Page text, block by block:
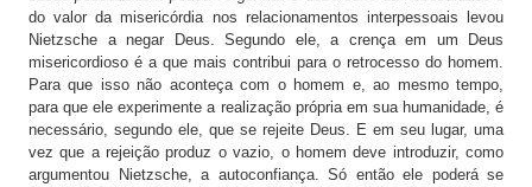
do valor da misericórdia nos relacionamentos interpessoais levou
Nietzsche a negar Deus. Segundo ele, a crença em um Deus
misericordioso é a que mais contribui para o retrocesso do homem.
Para que isso não aconteça com o homem e, ao mesmo tempo,
para que ele experimente a realização própria em sua humanidade, é
necessário, segundo ele, que se rejeite Deus. E em seu lugar, uma
vez que a rejeição produz o vazio, o homem deve introduzir, como
argumentou Nietzsche, a autoconfiança. Só então ele poderá se